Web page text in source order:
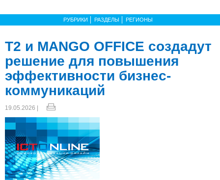
РУБРИКИ РАЗДЕЛЫ РЕГИОНЫ
Т2 и MANGO OFFICE создадут
решение для повышения
эффективности бизнес-
коммуникаций
19.05.2026 |